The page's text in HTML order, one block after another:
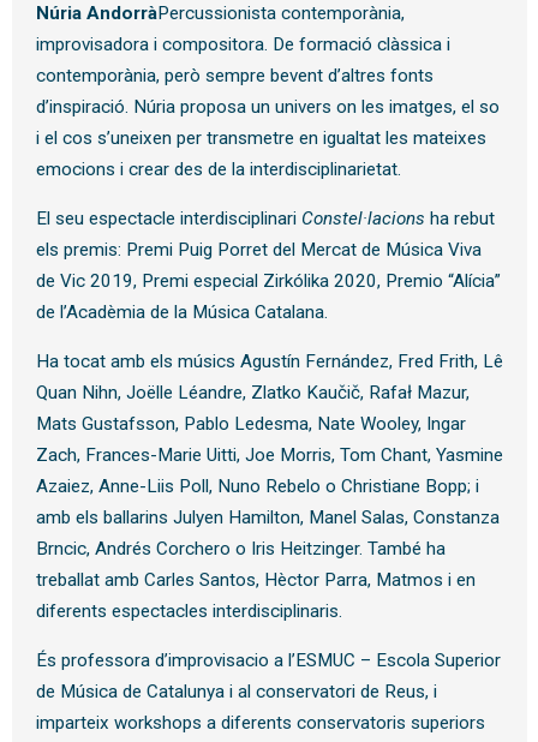
Núria AndorràPercussionista contemporània,
improvisadora i compositora. De formació clàssica i
contemporània, però sempre bevent d’altres fonts
d’inspiració. Núria proposa un univers on les imatges, el so
i el cos s’uneixen per transmetre en igualtat les mateixes
emocions i crear des de la interdisciplinarietat.
El seu espectacle interdisciplinari Constel·lacions ha rebut
els premis: Premi Puig Porret del Mercat de Música Viva
de Vic 2019, Premi especial Zirkólika 2020, Premio “Alícia”
de l’Acadèmia de la Música Catalana.
Ha tocat amb els músics Agustín Fernández, Fred Frith, Lê
Quan Nihn, Joëlle Léandre, Zlatko Kaučič, Rafał Mazur,
Mats Gustafsson, Pablo Ledesma, Nate Wooley, Ingar
Zach, Frances-Marie Uitti, Joe Morris, Tom Chant, Yasmine
Azaiez, Anne-Liis Poll, Nuno Rebelo o Christiane Bopp; i
amb els ballarins Julyen Hamilton, Manel Salas, Constanza
Brncic, Andrés Corchero o Iris Heitzinger. També ha
treballat amb Carles Santos, Hèctor Parra, Matmos i en
diferents espectacles interdisciplinaris.
És professora d’improvisacio a l’ESMUC – Escola Superior
de Música de Catalunya i al conservatori de Reus, i
imparteix workshops a diferents conservatoris superiors